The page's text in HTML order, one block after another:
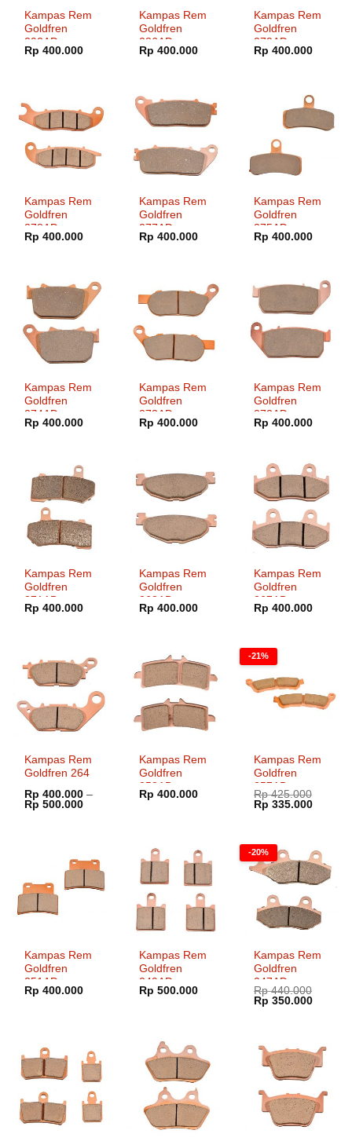
Kampas Rem
Goldfren
292AD
Rp 400.000
Kampas Rem
Goldfren
286AD
Rp 400.000
Kampas Rem
Goldfren
279AD
Rp 400.000
Kampas Rem
Goldfren
278AD
Rp 400.000
Kampas Rem
Goldfren
277AD
Rp 400.000
Kampas Rem
Goldfren
275AD
Rp 400.000
Kampas Rem
Goldfren
274AD
Rp 400.000
Kampas Rem
Goldfren
273AD
Rp 400.000
Kampas Rem
Goldfren
272AD
Rp 400.000
Kampas Rem
Goldfren
271AD
Rp 400.000
Kampas Rem
Goldfren
268AD
Rp 400.000
Kampas Rem
Goldfren
267AD
Rp 400.000
Kampas Rem
Goldfren 264
Rp 400.000 –
Rp 500.000Rentang
Kampas Rem
Goldfren
258AD
Rp 400.000
-21%
Kampas Rem
Goldfren
257AD
Rp425.000
Harga
aslinya
Rp 335.000Harga
Kampas Rem
Goldfren
251AD
Rp 400.000
Kampas Rem
Goldfren
249AD
Rp 500.000
-20%
Kampas Rem
Goldfren
247AD
Rp440.000
Harga
aslinya
Rp 350.000Harga